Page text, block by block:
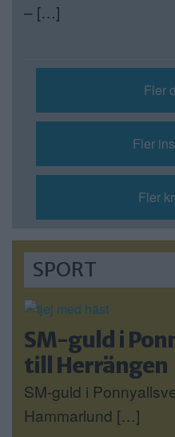
– […]
Fler
Fler
Fler
SPORT
SM-guld i
till Herrängen
SM-guld i
Hammarlund […]